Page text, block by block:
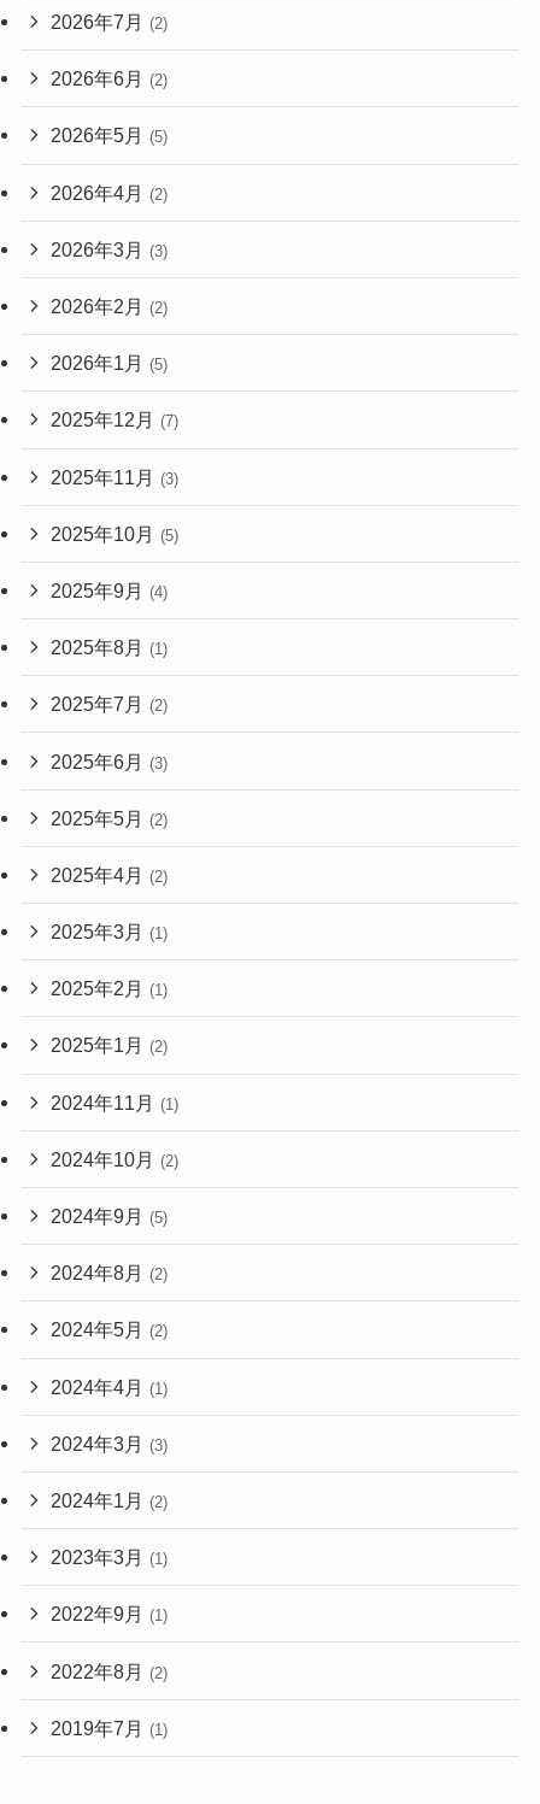
2026年7月 (2)
2026年6月 (2)
2026年5月 (5)
2026年4月 (2)
2026年3月 (3)
2026年2月 (2)
2026年1月 (5)
2025年12月 (7)
2025年11月 (3)
2025年10月 (5)
2025年9月 (4)
2025年8月 (1)
2025年7月 (2)
2025年6月 (3)
2025年5月 (2)
2025年4月 (2)
2025年3月 (1)
2025年2月 (1)
2025年1月 (2)
2024年11月 (1)
2024年10月 (2)
2024年9月 (5)
2024年8月 (2)
2024年5月 (2)
2024年4月 (1)
2024年3月 (3)
2024年1月 (2)
2023年3月 (1)
2022年9月 (1)
2022年8月 (2)
2019年7月 (1)